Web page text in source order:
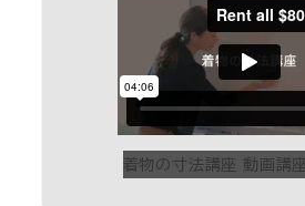
着物の寸法講座 動画講